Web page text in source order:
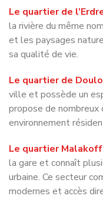
et les paysages
sa qualité de vie.
Le quartier de
propose de nombreux
environnement
Le quartier Malakoff
urbaine. Ce secteur
modernes et accès
Le quartier de